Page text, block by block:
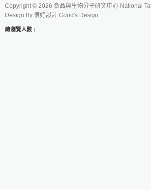
Copyright © 2026 食品與生物分子研究中心 National
Design By 很好設計 Good's Design
總瀏覽人數 :